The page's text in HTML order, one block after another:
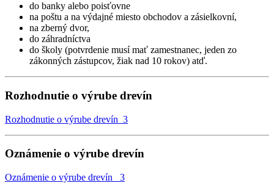
do banky alebo poisťovne
na poštu a na výdajné miesto obchodov a zásielkovní,
na zberný dvor,
do záhradníctva
do školy (potvrdenie musí mať zamestnanec, jeden zo
zákonných zástupcov, žiak nad 10 rokov) atď.
Rozhodnutie o výrube drevín
Rozhodnutie o výrube drevín_3
Oznámenie o výrube drevín
Oznámenie o výrube drevín _3